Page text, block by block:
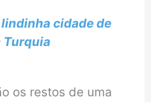
cidade de
Turquia
os restos de uma